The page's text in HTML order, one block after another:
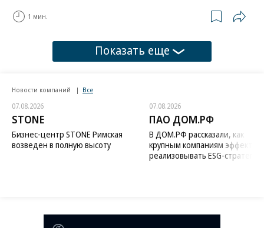
1 мин.
Показать еще
Новости компаний Все
07.08.2026
STONE
Бизнес-центр STONE Римская
возведен в полную высоту
07.08.2026
ПАО ДОМ.РФ
В ДОМ.РФ рассказали, как
крупным компаниям
реализовывать ESG-стратегию